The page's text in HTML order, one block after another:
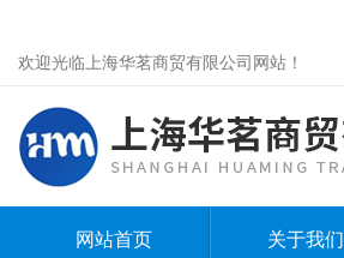
欢迎光临上海华茗商贸有限公司网站！
网站首页 关于我们